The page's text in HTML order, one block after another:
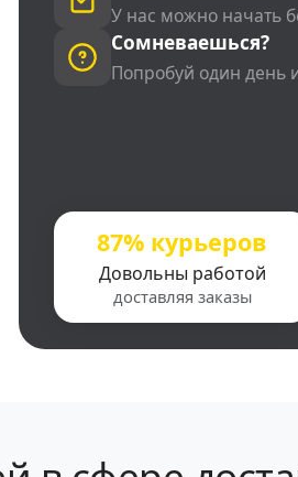
У нас можно начать
Сомневаешься?
Попробуй один день
87% курьеров
Довольны работой
доставляя заказы